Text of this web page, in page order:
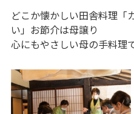
どこか懐かしい田舎料理「
い」お節介は母譲り
心にもやさしい母の手料理